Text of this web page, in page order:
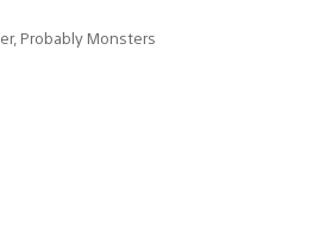
Probably Monsters